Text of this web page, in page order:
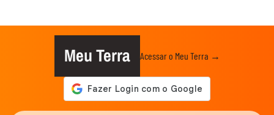
Meu Terra Acessar o Meu Terra →